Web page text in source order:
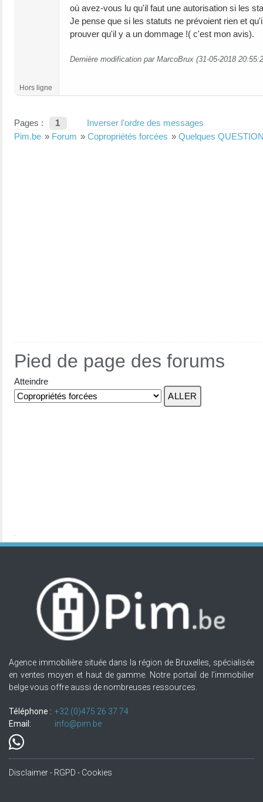
où avez-vous lu qu'il faut une autorisation si les
Je pense que si les statuts ne prévoient rien et
prouver qu'il y a un dommage !( c'est mon avis).
Dernière modification par MarcoBrux (31-05-2018
Hors ligne
Pages : 1
Inverser l'ordre des messages
Pim.be » Forum » Copropriétés forcées » Quelques
Pied de page des forums
Atteindre
Agence immobilière située dans la région de Bruxelles, spécialisée
en ventes moyen et haut de gamme. Notre portail de l'immobilier
belge vous offre aussi de nombreuses ressources.
Téléphone : +32.(0)475 26 37 74
Email:
info@pim.be
Disclaimer - RGPD - Cookies